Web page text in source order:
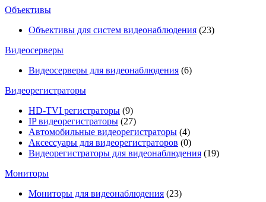
Объективы
Объективы для систем видеонаблюдения (23)
Видеосерверы
Видеосерверы для видеонаблюдения (6)
Видеорегистраторы
HD-TVI регистраторы (9)
IP видеорегистраторы (27)
Автомобильные видеорегистраторы (4)
Аксессуары для видеорегистраторов (0)
Видеорегистраторы для видеонаблюдения (19)
Мониторы
Мониторы для видеонаблюдения (23)